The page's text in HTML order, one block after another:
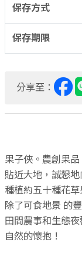
保存方式
保存期限
分享至：
果子俠。農創果品
貼近大地，誠懇
種植約五十種花
除了可食地景 的
田間農事和生態
自然的懷抱！